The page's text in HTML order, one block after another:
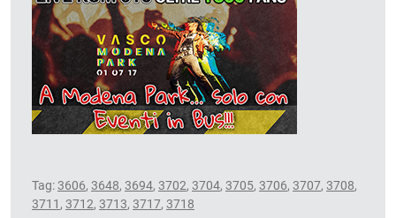
Tag:3606, 3648, 3694, 3702, 3704, 3705, 3706, 3707, 3708,
3711 , 3712, 3713, 3717, 3718